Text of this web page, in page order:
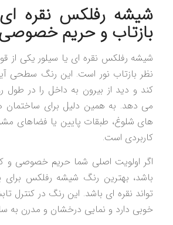
شیشه رفلکس نقره
بازتاب و حریم
شیشه رفلکس نقره ای یا سیلور یکی از
نظر بازتاب نور است. این رنگ سطحی
کند و دید از بیرون به داخل را در
می دهد. به همین دلیل برای ساختمان
های شلوغ، طبقات پایین یا فضاهای
کاربردی است.
اگر اولویت اصلی شما حریم خصوصی
باشد، بهترین رنگ شیشه رفلکس برای
تواند نقره ای باشد. این رنگ در کنترل
خوبی دارد و نمایی درخشان و مدرن به